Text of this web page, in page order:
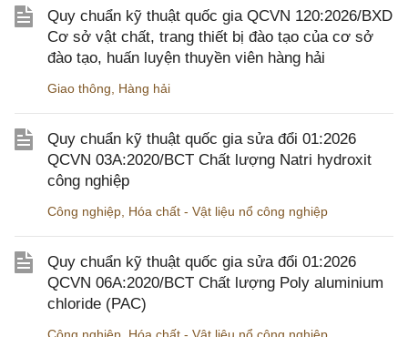
Quy chuẩn kỹ thuật quốc gia QCVN 120:2026/BXD
Cơ sở vật chất, trang thiết bị đào tạo của cơ sở
đào tạo, huấn luyện thuyền viên hàng hải
Giao thông Hàng hải
Quy chuẩn kỹ thuật quốc gia sửa đổi 01:2026
QCVN 03A:2020/BCT Chất lượng Natri hydroxit
công nghiệp
Công nghiệp Hóa chất - Vật liệu nổ công nghiệp
Quy chuẩn kỹ thuật quốc gia sửa đổi 01:2026
QCVN 06A:2020/BCT Chất lượng Poly aluminium
chloride (PAC)